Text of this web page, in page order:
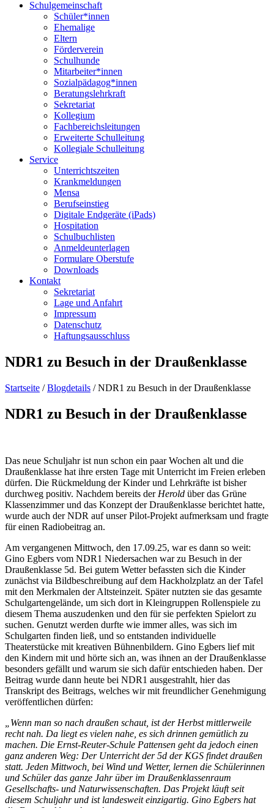
Schulgemeinschaft
Schüler*innen
Ehemalige
Eltern
Förderverein
Schulhunde
Mitarbeiter*innen
Sozialpädagog*innen
Beratungslehrkraft
Sekretariat
Kollegium
Fachbereichsleitungen
Erweiterte Schulleitung
Kollegiale Schulleitung
Service
Unterrichtszeiten
Krankmeldungen
Mensa
Berufseinstieg
Digitale Endgeräte (iPads)
Hospitation
Schulbuchlisten
Anmeldeunterlagen
Formulare Oberstufe
Downloads
Kontakt
Sekretariat
Lage und Anfahrt
Impressum
Datenschutz
Haftungsausschluss
NDR1 zu Besuch in der Draußenklasse
Startseite /Blogdetails /NDR1 zu Besuch in der Draußenklasse
NDR1 zu Besuch in der Draußenklasse
Das neue Schuljahr ist nun schon ein paar Wochen alt und die
Draußenklasse hat ihre ersten Tage mit Unterricht im Freien erleben
dürfen. Die Rückmeldung der Kinder und Lehrkräfte ist bisher
durchweg positiv. Nachdem bereits der Herold über das Grüne
Klassenzimmer und das Konzept der Draußenklasse berichtet hatte,
wurde auch der NDR auf unser Pilot-Projekt aufmerksam und fragte
für einen Radiobeitrag an.
Am vergangenen Mittwoch, den 17.09.25, war es dann so weit:
Gino Egbers vom NDR1 Niedersachen war zu Besuch in der
Draußenklasse 5d. Bei gutem Wetter befassten sich die Kinder
zunächst via Bildbeschreibung auf dem Hackholzplatz an der Tafel
mit den Merkmalen der Altsteinzeit. Später nutzten sie das gesamte
Schulgartengelände, um sich dort in Kleingruppen Rollenspiele zu
diesem Thema auszudenken und den für sie perfekten Spielort zu
suchen. Genutzt werden durfte wie immer alles, was sich im
Schulgarten finden ließ, und so entstanden individuelle
Theaterstücke mit kreativen Bühnenbildern. Gino Egbers lief mit
den Kindern mit und hörte sich an, was ihnen an der Draußenklasse
besonders gefällt und warum sie sich dafür entschieden haben. Der
Beitrag wurde dann heute bei NDR1 ausgestrahlt, hier das
Transkript des Beitrags, welches wir mit freundlicher Genehmigung
veröffentlichen dürfen:
„Wenn man so nach draußen schaut, ist der Herbst mittlerweile
recht nah. Da liegt es vielen nahe, es sich drinnen gemütlich zu
machen. Die Ernst-Reuter-Schule Pattensen geht da jedoch einen
ganz anderen Weg: Der Unterricht der 5d der KGS findet draußen
statt. Jeden Mittwoch, bei Wind und Wetter, lernen die Schülerinnen
und Schüler das ganze Jahr über im Draußenklassenraum
Gesellschafts- und Naturwissenschaften. Das Projekt läuft seit
diesem Schuljahr und ist landesweit einzigartig. Gino Egbers hat